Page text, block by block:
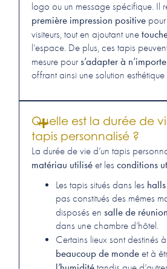
logo ou un message spécifique. Il
première impression positive
visiteurs, tout en ajoutant une
l’espace. De plus, ces tapis
mesure pours’adapter à
offrant ainsi une solution
Quelle est la durée de
tapis personnalisé ?
La durée de vie d’un tapis
matériau utilisé et lesconditions
Les tapis situés dans les
pas constitués des mêmes
disposés ensalle de réunion
dans une chambre d’hôtel.
Certains lieux sont destinés
beaucoup de monde et à